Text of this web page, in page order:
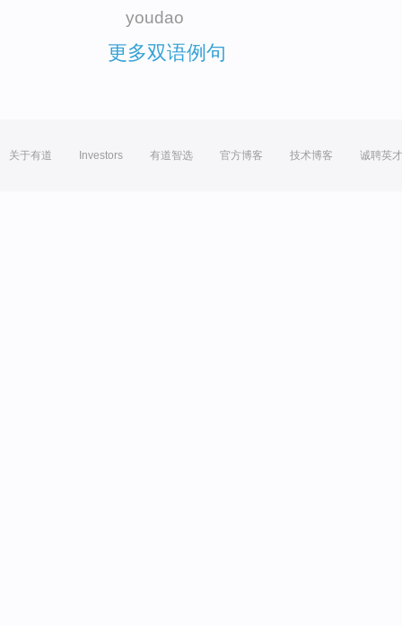
youdao
更多双语例句
关于有道 Investors 有道智选 官方博客 技术博客 诚聘英才